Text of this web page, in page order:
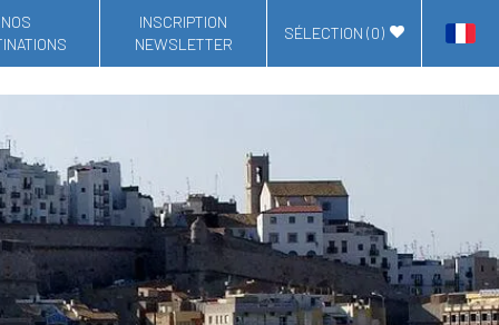
NOS
INSCRIPTION
NEWSLETTER
SÉLECTION (0)